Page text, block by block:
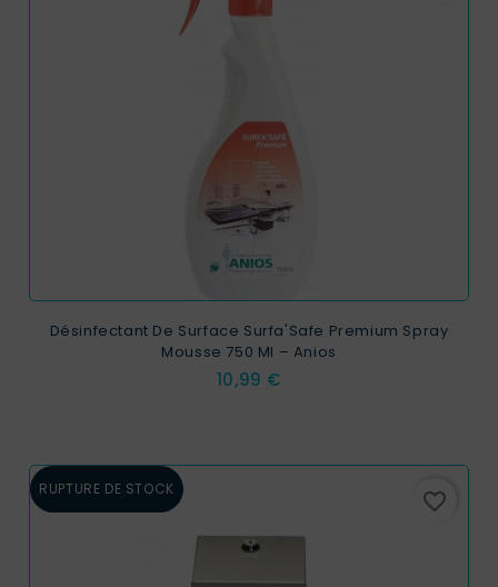
Désinfectant De Surface Surfa'Safe Premium Spray
Mousse 750 Ml – Anios
Prix
10,99 €
RUPTURE DE STOCK favorite_border